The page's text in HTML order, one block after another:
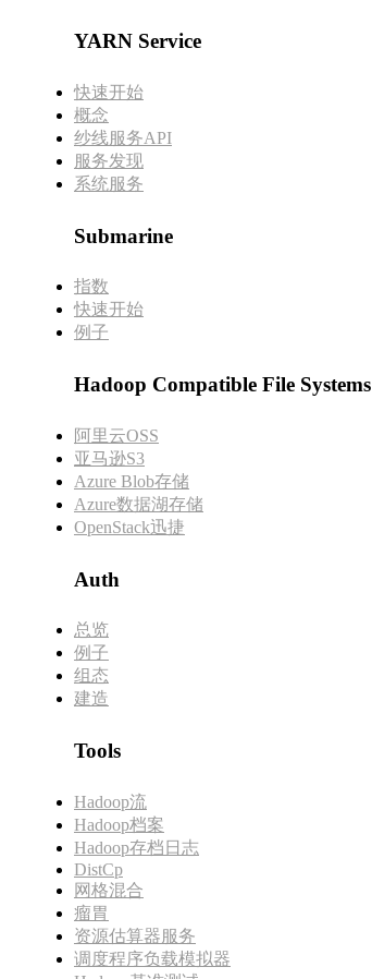
YARN Service
快速开始
概念
纱线服务API
服务发现
系统服务
Submarine
指数
快速开始
例子
Hadoop Compatible File Systems
阿里云OSS
亚马逊S3
Azure Blob存储
Azure数据湖存储
OpenStack迅捷
Auth
总览
例子
组态
建造
Tools
Hadoop流
Hadoop档案
Hadoop存档日志
DistCp
网格混合
瘤胃
资源估算器服务
调度程序负载模拟器